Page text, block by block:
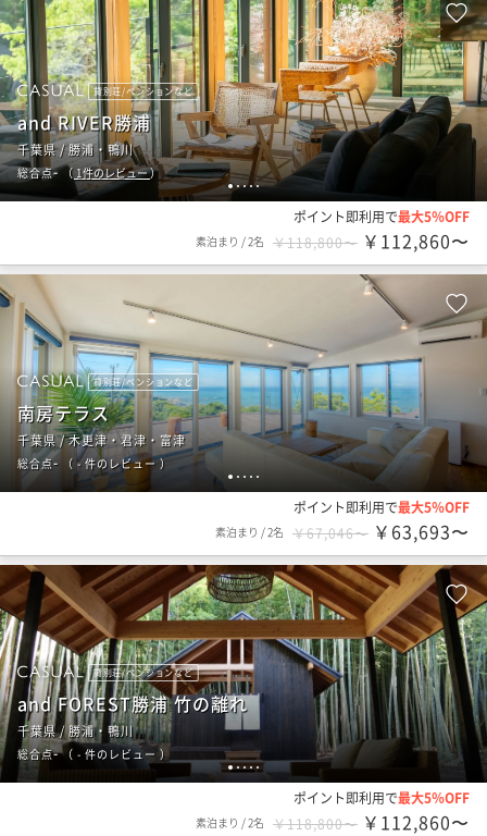
12345
貸別荘/ペンションなど
and RIVER勝浦
千葉県 / 勝浦・鴨川
総合点-（ 1件のレビュー）
ポイント即利用で最大5％OFF
素泊まり /2名 ￥118,800〜 ￥112,860〜
1 2 3 4 5
貸別荘/ペンションなど
南房テラス
千葉県 / 木更津・君津・富津
総合点- （ - 件のレビュー）
ポイント即利用で最大5％OFF
素泊まり /2名 ￥67,046〜 ￥63,693〜
12345
貸別荘/ペンションなど
and FOREST勝浦 竹の離れ
千葉県 / 勝浦・鴨川
総合点-（ - 件のレビュー ）
ポイント即利用で最大5％OFF
素泊まり /2名 ￥118,800〜 ￥112,860〜